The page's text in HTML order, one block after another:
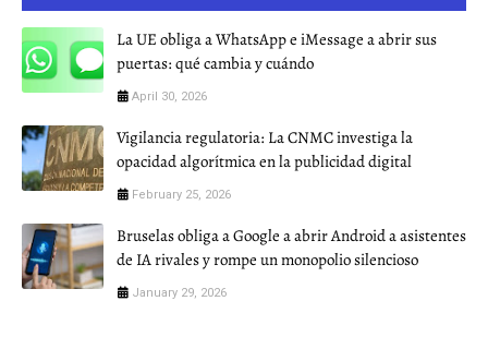
La UE obliga a WhatsApp e iMessage a abrir sus
puertas: qué cambia y cuándo
April 30, 2026
Vigilancia regulatoria: La CNMC investiga la
opacidad algorítmica en la publicidad digital
February 25, 2026
Bruselas obliga a Google a abrir Android a asistentes
de IA rivales y rompe un monopolio silencioso
January 29, 2026